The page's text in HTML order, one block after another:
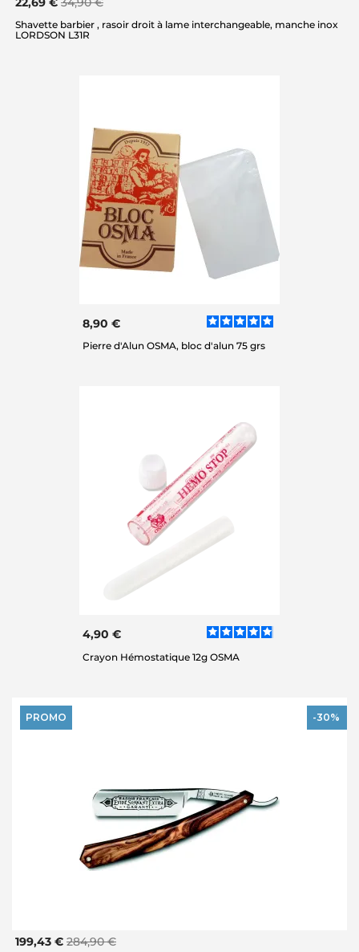
Shavette barbier , rasoir droit à lame interchangeable, manche inox
LORDSON L31R
8,90 €
Pierre d'Alun OSMA, bloc d'alun 75 grs
4,90 €
Crayon Hémostatique 12g OSMA
PROMO -30%
199,43 € 284,90 €